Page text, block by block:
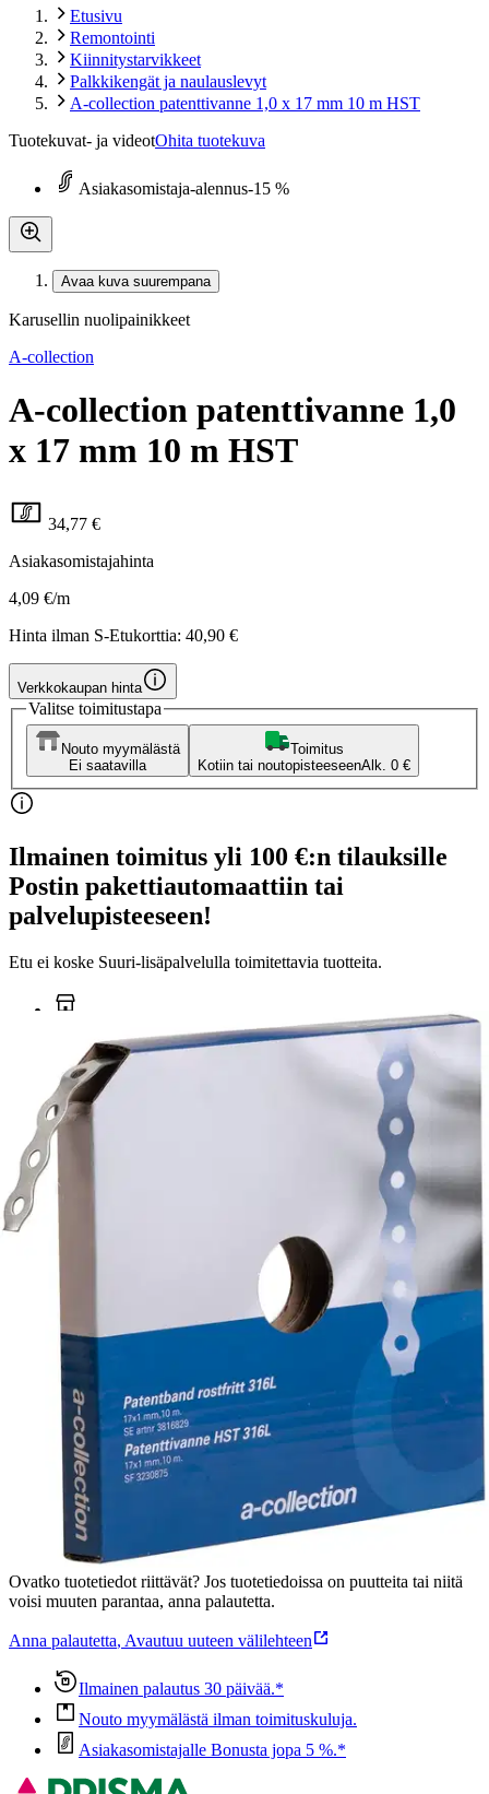
Etusivu
Remontointi
Kiinnitystarvikkeet
Palkkikengät ja naulauslevyt
A-collection patenttivanne 1,0 x 17 mm 10 m HST
Tuotekuvat- ja videotOhita tuotekuva
Asiakasomistaja-alennus-15 %
Avaa kuva suurempana
Karusellin nuolipainikkeet
A-collection
A-collection patenttivanne 1,0
x 17 mm 10 m HST
34,77 €
Asiakasomistajahinta
4,09 €/m
Hinta ilman S-Etukorttia: 40,90 €
Verkkokaupan hinta
Valitse toimitustapa
Nouto myymälästä
Ei saatavilla
Toimitus
Kotiin tai noutopisteeseenAlk. 0 €
Ilmainen toimitus yli 100 €:n tilauksille
Postin pakettiautomaattiin tai
palvelupisteeseen!
Etu ei koske Suuri‑lisäpalvelulla toimitettavia tuotteita.
Tarkista myymäläsaatavuus
Tuotekuvaus
Teräksisen patenttivanteen pituus on 10 metriä. Toimitetaan
kätevässä pahvipakkauksessa.
Ominaisuudet
Oletko tyytyväinen tuotetietoihin?
Ovatko tuotetiedot riittävät? Jos tuotetiedoissa on puutteita tai niitä
voisi muuten parantaa, anna palautetta.
Anna palautetta, Avautuu uuteen välilehteen
Ilmainen palautus 30 päivää.*
Nouto myymälästä ilman toimituskuluja.
Asiakasomistajalle Bonusta jopa 5 %.*